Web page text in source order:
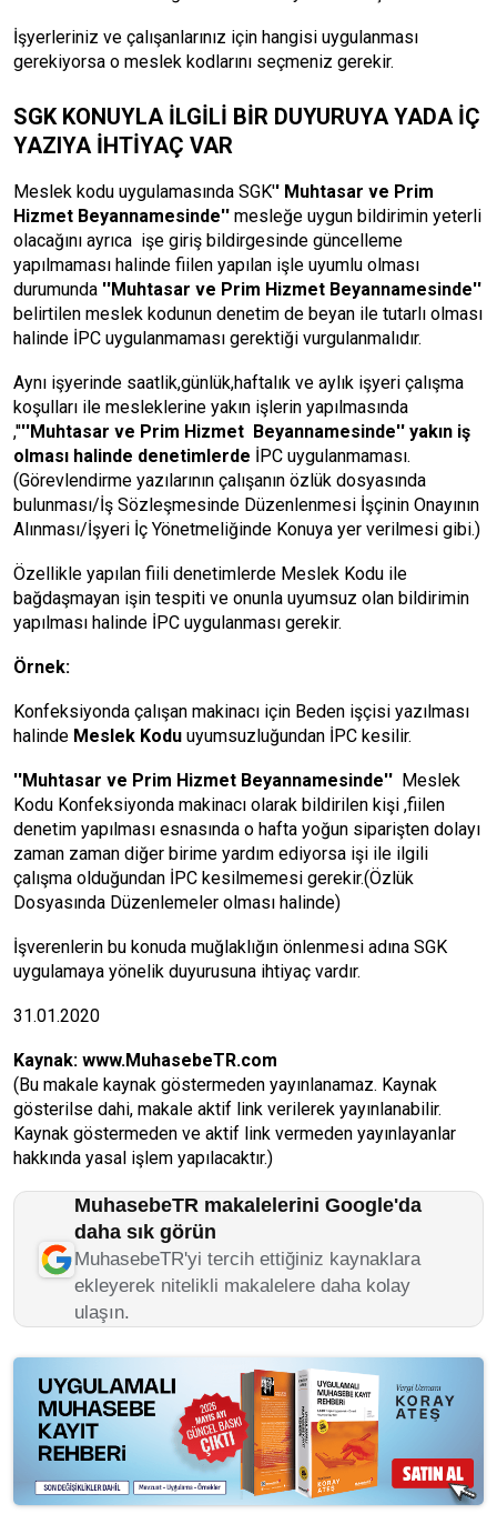
İşyerleriniz ve çalışanlarınız için hangisi uygulanması
gerekiyorsa o meslek kodlarını seçmeniz gerekir.
SGK KONUYLA İLGİLİ BİR DUYURUYA YADA İÇ
YAZIYA İHTİYAÇ VAR
Meslek kodu uygulamasında SGK'' Muhtasar ve Prim
Hizmet Beyannamesinde'' mesleğe uygun bildirimin yeterli
olacağını ayrıca işe giriş bildirgesinde güncelleme
yapılmaması halinde fiilen yapılan işle uyumlu olması
durumunda ''Muhtasar ve Prim Hizmet Beyannamesinde''
belirtilen meslek kodunun denetim de beyan ile tutarlı olması
halinde İPC uygulanmaması gerektiği vurgulanmalıdır.
Aynı işyerinde saatlik,günlük,haftalık ve aylık işyeri çalışma
koşulları ile mesleklerine yakın işlerin yapılmasında
,''''Muhtasar ve Prim Hizmet Beyannamesinde'' yakın iş
olması halinde denetimlerde İPC uygulanmaması.
(Görevlendirme yazılarının çalışanın özlük dosyasında
bulunması/İş Sözleşmesinde Düzenlenmesi İşçinin Onayının
Alınması/İşyeri İç Yönetmeliğinde Konuya yer verilmesi gibi.)
Özellikle yapılan fiili denetimlerde Meslek Kodu ile
bağdaşmayan işin tespiti ve onunla uyumsuz olan bildirimin
yapılması halinde İPC uygulanması gerekir.
Örnek:
Konfeksiyonda çalışan makinacı için Beden işçisi yazılması
halinde Meslek Kodu uyumsuzluğundan İPC kesilir.
''Muhtasar ve Prim Hizmet Beyannamesinde'' Meslek
Kodu Konfeksiyonda makinacı olarak bildirilen kişi ,fiilen
denetim yapılması esnasında o hafta yoğun siparişten dolayı
zaman zaman diğer birime yardım ediyorsa işi ile ilgili
çalışma olduğundan İPC kesilmemesi gerekir.(Özlük
Dosyasında Düzenlemeler olması halinde)
İşverenlerin bu konuda muğlaklığın önlenmesi adına SGK
uygulamaya yönelik duyurusuna ihtiyaç vardır.
31.01.2020
Kaynak: www.MuhasebeTR.com
(Bu makale kaynak göstermeden yayınlanamaz. Kaynak
gösterilse dahi, makale aktif link verilerek yayınlanabilir.
Kaynak göstermeden ve aktif link vermeden yayınlayanlar
hakkında yasal işlem yapılacaktır.)
MuhasebeTR makalelerini Google'da
daha sık görün
MuhasebeTR'yi tercih ettiğiniz kaynaklara
ekleyerek nitelikli makalelere daha kolay
ulaşın.